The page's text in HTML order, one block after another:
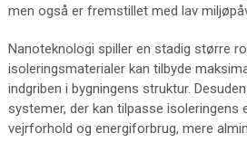
men også er fremstillet med lav
Nanoteknologi spiller en stadig større
isoleringsmaterialer kan tilbyde
indgriben i bygningens struktur.
systemer, der kan tilpasse
vejrforhold og energiforbrug, mere